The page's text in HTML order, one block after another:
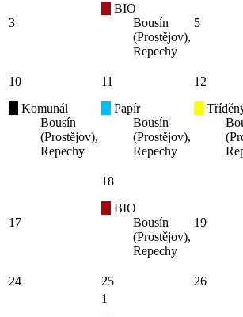
3
BIO
Bousín
(Prostějov),
Repechy
5
10
Komunál
Bousín
(Prostějov),
Repechy
11
Papír
Bousín
(Prostějov),
Repechy
12
17
18
BIO
Bousín
(Prostějov),
Repechy
19
24 25 26
1